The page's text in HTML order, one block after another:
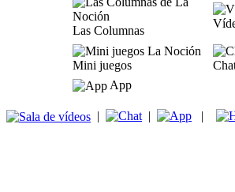
Las Columnas
Mini juegos
App
| | |